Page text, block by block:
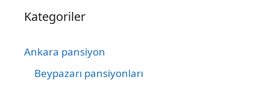
Kategoriler
Ankara pansiyon
Beypazarı pansiyonları